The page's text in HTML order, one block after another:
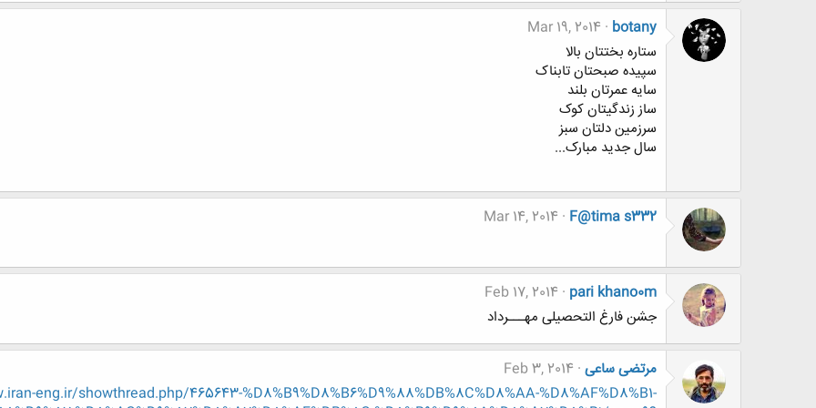
botany
Mar 19, 2014
ستاره بختتان بالا
سپیده صبحتان تابناک
سایه عمرتان بلند
ساز زندگیتان کوک
سرزمین دلتان سبز
سال جدید مبارک...
F@tima s332
Mar 14, 2014
pari khano0m
Feb 17, 2014
جشن فارغ التحصیلی مهـــرداد
مرتضی ساعی Feb 3, 2014
eng.ir/showthread.php/465643-%D8%B9%D8%B6%D9%88%DB%8C%D8%AA-%D8%AF%D8%B1-